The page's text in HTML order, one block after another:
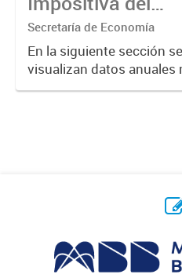
Municipio. Año
Secretaría de Economía
En la siguiente sección se
visualizan datos anuales
la transparencia fiscal e